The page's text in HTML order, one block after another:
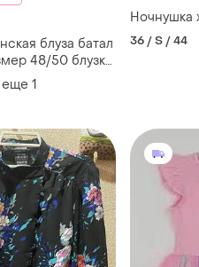
блуза батал
48/50 блузка
еще 1
Ночнушка
36 / S / 44